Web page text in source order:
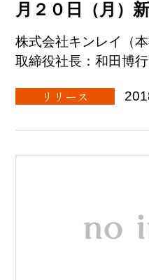
月２０日（月）
株式会社キンレイ（
取締役社長：和田博
リリース